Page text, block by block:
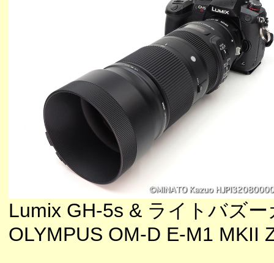
Lumix GH-5s & ライトバズー
OLYMPUS OM-D E-M1 MKII